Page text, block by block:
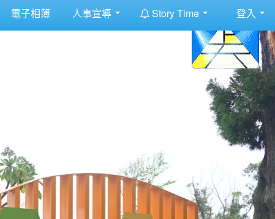
電子相簿 人事宣導 Story Time 登入